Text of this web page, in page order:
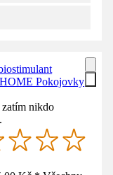
Pokojovky
nikdo